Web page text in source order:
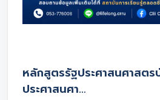
หลักสูตรรัฐประศาสนศาสต
ประศาสนศา…